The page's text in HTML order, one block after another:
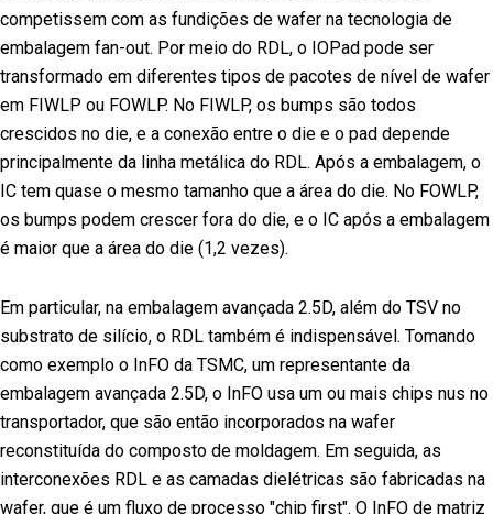
competissem com as fundições de wafer na tecnologia de
embalagem fan-out. Por meio do RDL, o IOPad pode ser
transformado em diferentes tipos de pacotes de nível de wafer
em FIWLP ou FOWLP. No FIWLP, os bumps são todos
crescidos no die, e a conexão entre o die e o pad depende
principalmente da linha metálica do RDL. Após a embalagem, o
IC tem quase o mesmo tamanho que a área do die. No FOWLP,
os bumps podem crescer fora do die, e o IC após a embalagem
é maior que a área do die (1,2 vezes).
Em particular, na embalagem avançada 2.5D, além do TSV no
substrato de silício, o RDL também é indispensável. Tomando
como exemplo o InFO da TSMC, um representante da
embalagem avançada 2.5D, o InFO usa um ou mais chips nus no
transportador, que são então incorporados na wafer
reconstituída do composto de moldagem. Em seguida, as
interconexões RDL e as camadas dielétricas são fabricadas na
wafer, que é um fluxo de processo "chip first". O InFO de matriz